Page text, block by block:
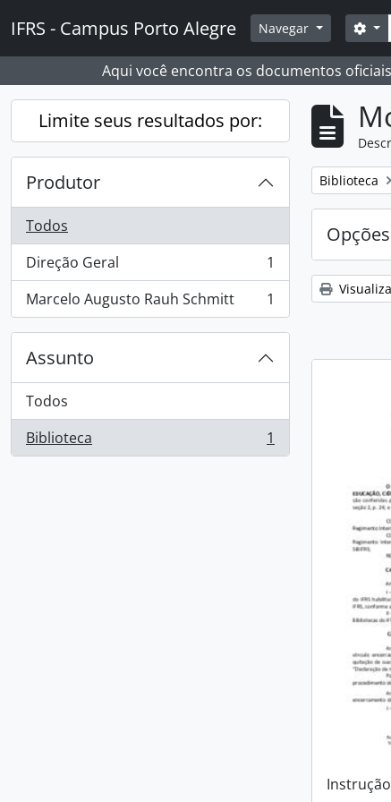
IFRS - Campus Porto Alegre Navegar
Aqui você encontra os documentos
Limite seus resultados por:
Produtor
Todos
Direção Geral
, 1 resultados
1
Marcelo Augusto Rauh Schmitt
, 1 resultados 1
Assunto
Todos
Biblioteca
, 1 resultados 1
Remover
Biblioteca